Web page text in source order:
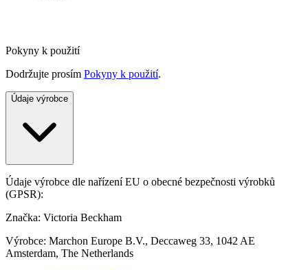
Pokyny k použití
Dodržujte prosím Pokyny k použití.
Údaje výrobce
Údaje výrobce dle nařízení EU o obecné bezpečnosti výrobků
(GPSR):
Značka: Victoria Beckham
Výrobce: Marchon Europe B.V., Deccaweg 33, 1042 AE
Amsterdam, The Netherlands